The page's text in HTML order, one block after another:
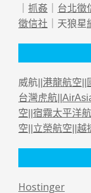
｜ 抓姦 ｜ 台北徵
徵信社 ｜天狼星
威航|| 港龍航空
台灣虎航
空 宿霧太平洋
空 立榮航空 越
Hostinger